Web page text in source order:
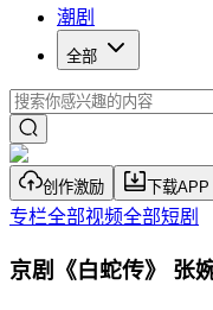
潮剧
全部
创作激励 下载APP
专栏全部视频全部短剧
京剧《白蛇传》 张